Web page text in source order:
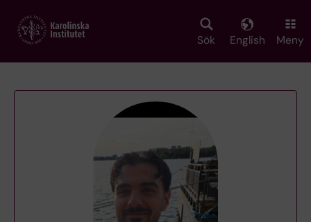
main
Sök English Meny